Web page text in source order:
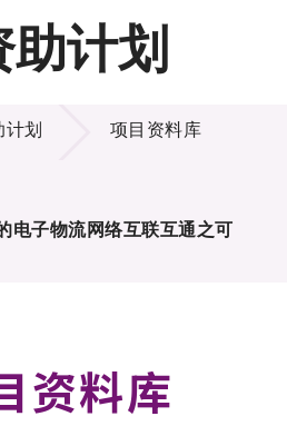
划书
助计划
计划 项目资料库
电子物流网络互联互通之可
资料库